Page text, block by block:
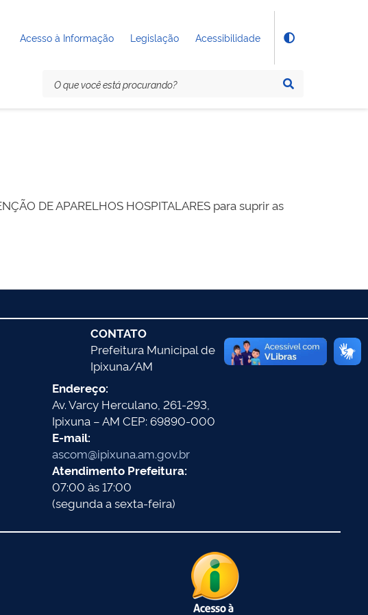
Acesso à Informação Legislação Acessibilidade
DE APARELHOS HOSPITALARES para suprir as
CONTATO
Prefeitura Municipal de
Ipixuna/AM
Endereço:
Av. Varcy Herculano, 261-293,
Ipixuna – AM CEP: 69890-000
E-mail:
ascom@ipixuna.am.gov.br
Atendimento Prefeitura:
07:00 às 17:00
(segunda a sexta-feira)